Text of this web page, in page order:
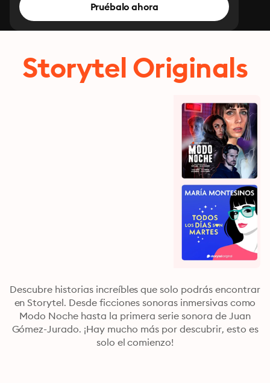
Pruébalo ahora
Storytel Originals
Descubre historias increíbles que solo podrás encontrar
en Storytel. Desde ficciones sonoras inmersivas como
Modo Noche hasta la primera serie sonora de Juan
Gómez-Jurado. ¡Hay mucho más por descubrir, esto es
solo el comienzo!